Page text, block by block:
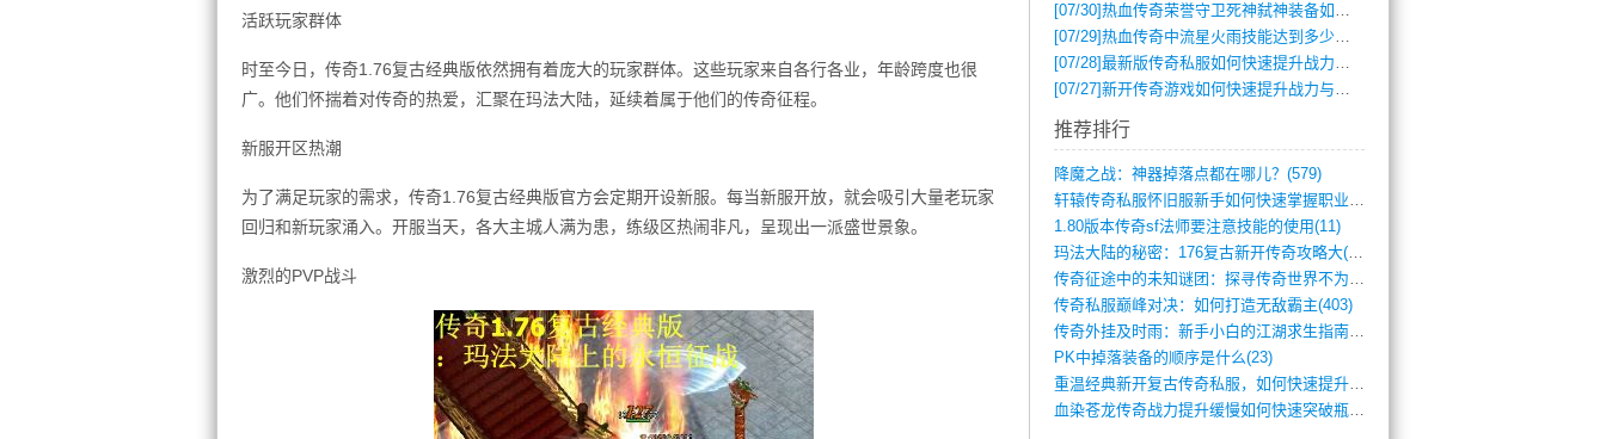
活跃玩家群体
时至今日，传奇1.76复古经典版依然拥有着庞大的玩家群体。这些玩家来自各行各业，年龄跨度也很
广。他们怀揣着对传奇的热爱，汇聚在玛法大陆，延续着属于他们的传奇征程。
新服开区热潮
为了满足玩家的需求，传奇1.76复古经典版官方会定期开设新服。每当新服开放，就会吸引大量老玩家
回归和新玩家涌入。开服当天，各大主城人满为患，练级区热闹非凡，呈现出一派盛世景象。
激烈的PVP战斗
[07/30]热血传奇荣誉守卫死神弑神装备如何获取与佩戴攻略？
[07/29]热血传奇中流星火雨技能达到多少级可以开始练装备？
[07/28]最新版传奇私服如何快速提升战力与获取稀有装备？
[07/27]新开传奇游戏如何快速提升战力与获取稀有装备？
推荐排行
降魔之战：神器掉落点都在哪儿？(579)
轩辕传奇私服怀旧服新手如何快速掌握职业选(993)
1.80版本传奇sf法师要注意技能的使用(11)
玛法大陆的秘密：176复古新开传奇攻略大(486)
传奇征途中的未知谜团：探寻传奇世界不为人(595)
传奇私服巅峰对决：如何打造无敌霸主(403)
传奇外挂及时雨：新手小白的江湖求生指南(802)
PK中掉落装备的顺序是什么(23)
重温经典新开复古传奇私服，如何快速提升等(392)
血染苍龙传奇战力提升缓慢如何快速突破瓶颈(654)